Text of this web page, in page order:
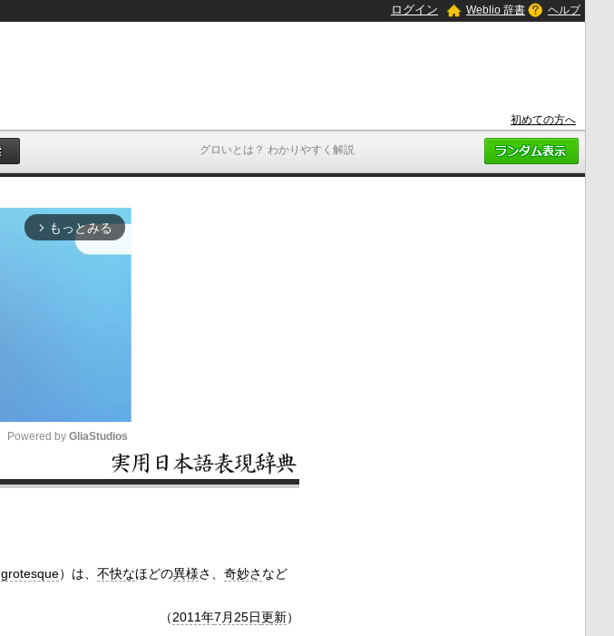
グロいとは？ わかりやすく解説
ログイン Weblio 辞書 ヘルプ
初めての方へ
arrow_forward_ios もっとみる
M
Powered by GliaStudios
grotesque）は、 不快なほどの異様さ、 奇妙さ など
（2011年7月25日更新）